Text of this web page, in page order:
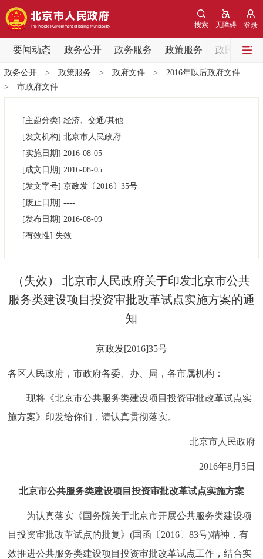
登录
无障碍
搜索
要闻动态 政务公开 政务服务 政策服务 政民互动
要闻动态
党中央精神 国务院信息 中央部委动态
各区热点
市领导
决策公开 专题公开
政务服务
便民服务 利企服务 投资项目
我要建议
走进北京
政务公开> 政策服务 > 政府文件> 2016年以后政府文件
> 市政府文件
[主题分类] 经济、交通/其他
[发文机构] 北京市人民政府
[实施日期] 2016-08-05
[成文日期] 2016-08-05
[发文字号] 京政发〔2016〕 35号
[废止日期] ----
[发布日期] 2016-08-09
[有效性] 失效
（失效） 北京市人民政府关于印发北京市公共
服务类建设项目投资审批改革试点实施方案的通
知
京政发[2016]35号
各区人民政府，市政府各委、办、局，各市属机构：
现将《北京市公共服务类建设项目投资审批改革试点实
施方案》印发给你们，请认真贯彻落实。
北京市人民政府
2016年8月5日
北京市公共服务类建设项目投资审批改革试点实施方案
为认真落实《国务院关于北京市开展公共服务类建设项
目投资审批改革试点的批复》(国函〔2016〕83号)精神，有
效推进公共服务类建设项目投资审批改革试点工作，结合实